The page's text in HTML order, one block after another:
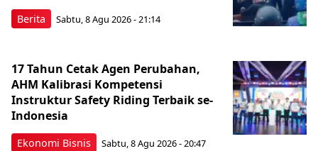
Berita Sabtu, 8 Agu 2026 - 21:14
Ekonomi Bisnis
17 Tahun Cetak Agen Perubahan,
AHM Kalibrasi Kompetensi
Instruktur Safety Riding Terbaik se-
Indonesia
Sabtu, 8 Agu 2026 - 20:47